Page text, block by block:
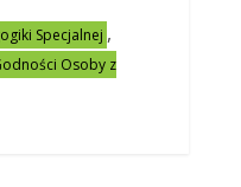
Specjalnej ,
Osoby z